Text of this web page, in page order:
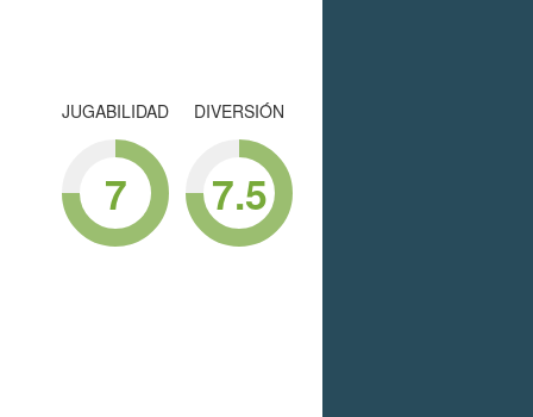
DIVERSIÓN
7.5
JUGABILIDAD
7